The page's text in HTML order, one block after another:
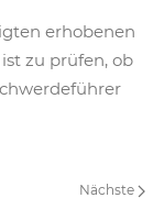
erhobenen
ist zu prüfen, ob
Nächste